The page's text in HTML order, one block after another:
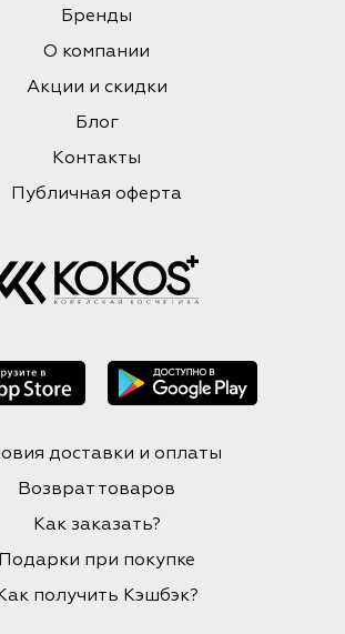
Бренды
О компании
Акции и скидки
Блог
Контакты
Публичная оферта
доставки и оплаты
Возврат товаров
Как заказать?
Подарки при покупке
Как получить Кэшбэк?